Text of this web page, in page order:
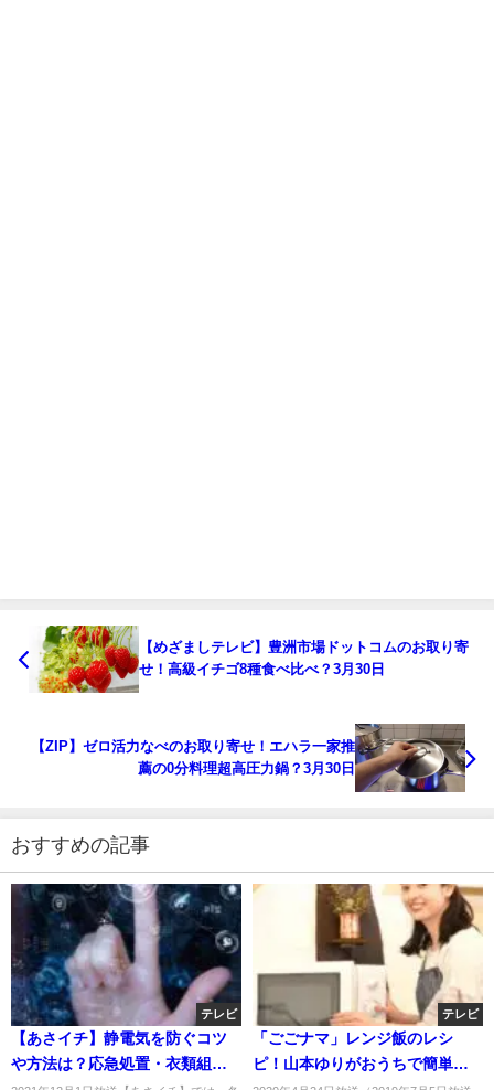
【めざましテレビ】豊洲市場ドットコムのお取り寄
せ！高級イチゴ8種食べ比べ？3月30日
【ZIP】ゼロ活力なべのお取り寄せ！エハラ一家推
薦の0分料理超高圧力鍋？3月30日
おすすめの記事
テレビ
【あさイチ】静電気を防ぐコツ
や方法は？応急処置・衣類組み
テレビ
「ごごナマ」レンジ飯のレシ
ピ！山本ゆりがおうちで簡単料